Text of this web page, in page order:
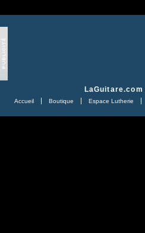
LaGuitare.com
Accueil Boutique Espace Lutherie